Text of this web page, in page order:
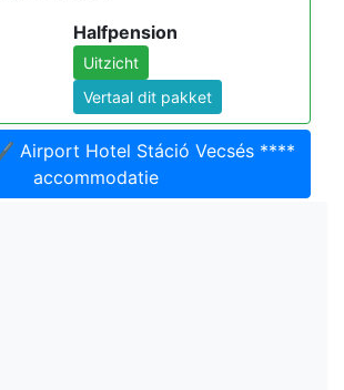
Halfpension
Uitzicht
Vertaal dit pakket
Airport Hotel Stáció Vecsés ****
accommodatie